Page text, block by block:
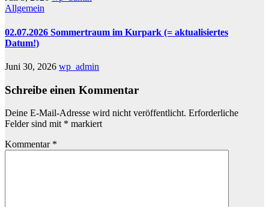
Allgemein
02.07.2026 Sommertraum im Kurpark (= aktualisiertes
Datum!)
Juni 30, 2026 wp_admin
Schreibe einen Kommentar
Deine E-Mail-Adresse wird nicht veröffentlicht. Erforderliche
Felder sind mit * markiert
Kommentar *